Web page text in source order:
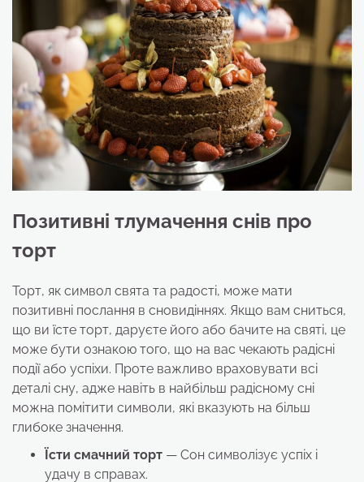
Позитивні тлумачення снів про
торт
Торт, як символ свята та радості, може мати
позитивні послання в сновидіннях. Якщо вам сниться,
що ви їсте торт, даруєте його або бачите на святі, це
може бути ознакою того, що на вас чекають радісні
події або успіхи. Проте важливо враховувати всі
деталі сну, адже навіть в найбільш радісному сні
можна помітити символи, які вказують на більш
глибоке значення.
Їсти смачний торт — Сон символізує успіх і
удачу в справах.